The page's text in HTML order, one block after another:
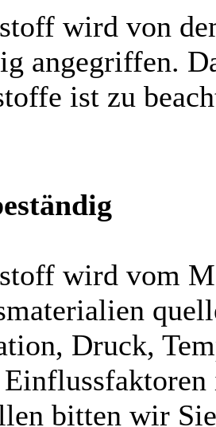
wird von
angegriffen.
ist zu
wird vom
Druck,
bitten wir